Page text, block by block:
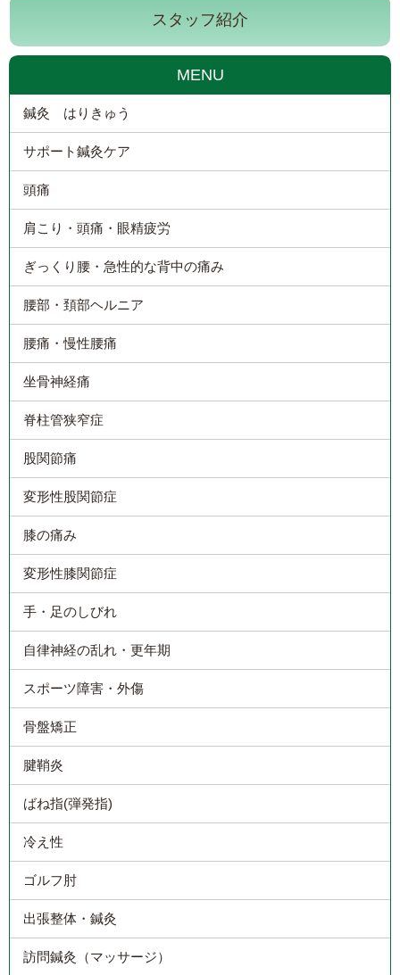
スタッフ紹介
MENU
鍼灸 はりきゅう
サポート鍼灸ケア
頭痛
肩こり・頭痛・眼精疲労
ぎっくり腰・急性的な背中の痛み
腰部・頚部ヘルニア
腰痛・慢性腰痛
坐骨神経痛
脊柱管狭窄症
股関節痛
変形性股関節症
膝の痛み
変形性膝関節症
手・足のしびれ
自律神経の乱れ・更年期
スポーツ障害・外傷
骨盤矯正
腱鞘炎
ばね指(弾発指)
冷え性
ゴルフ肘
出張整体・鍼灸
訪問鍼灸（マッサージ）